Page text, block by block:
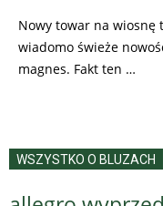
Nowy towar na wiosnę
wiadomo świeże
magnes. Fakt ten …
WSZYSTKO O BLUZACH